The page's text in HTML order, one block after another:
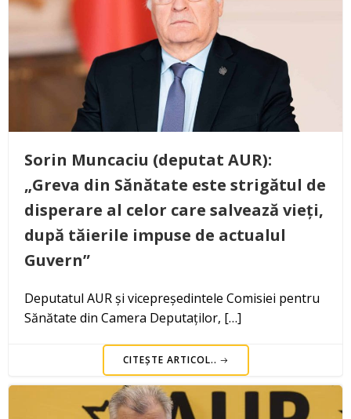
Sorin Muncaciu (deputat AUR):
„Greva din Sănătate este strigătul de
disperare al celor care salvează vieți,
după tăierile impuse de actualul
Guvern”
Deputatul AUR și vicepreședintele Comisiei pentru
Sănătate din Camera Deputaților, […]
CITEȘTE ARTICOL..